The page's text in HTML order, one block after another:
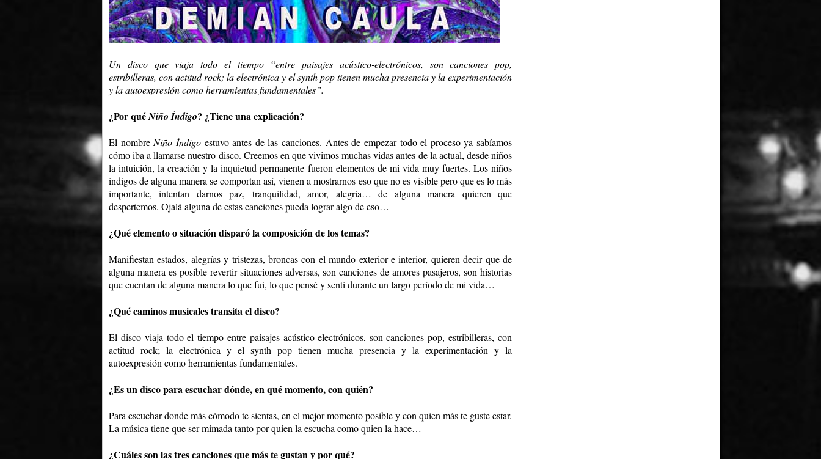
Un disco que viaja todo el tiempo “entre paisajes acústico-electrónicos, son canciones pop,
estribilleras, con actitud rock; la electrónica y el synth pop tienen mucha presencia y la experimentación
y la autoexpresión como herramientas fundamentales”.
¿Por quéNiño Índigo? ¿Tiene una explicación?
El nombreNiño Índigoestuvo antes de las canciones. Antes de empezar todo el proceso ya sabíamos
cómo iba a llamarse nuestro disco. Creemos en que vivimos muchas vidas antes de la actual, desde niños
la intuición, la creación y la inquietud permanente fueron elementos de mi vida muy fuertes. Los niños
índigos de alguna manera se comportan así, vienen a mostrarnos eso que no es visible pero que es lo más
importante, intentan darnos paz, tranquilidad, amor, alegría… de alguna manera quieren que
despertemos. Ojalá alguna de estas canciones pueda lograr algo de eso…
¿Qué elemento o situación disparó la composición de los temas?
Manifiestan estados, alegrías y tristezas, broncas con el mundo exterior e interior, quieren decir que de
alguna manera es posible revertir situaciones adversas, son canciones de amores pasajeros, son historias
que cuentan de alguna manera lo que fui, lo que pensé y sentí durante un largo período de mi vida…
¿Qué caminos musicales transita el disco?
El disco viaja todo el tiempo entre paisajes acústico-electrónicos, son canciones pop, estribilleras, con
actitud rock; la electrónica y el synth pop tienen mucha presencia y la experimentación y la
autoexpresión como herramientas fundamentales.
¿Es un disco para escuchar dónde, en qué momento, con quién?
Para escuchar donde más cómodo te sientas, en el mejor momento posible y con quien más te guste estar.
La música tiene que ser mimada tanto por quien la escucha como quien la hace…
¿Cuáles son las tres canciones que más te gustan y por qué?